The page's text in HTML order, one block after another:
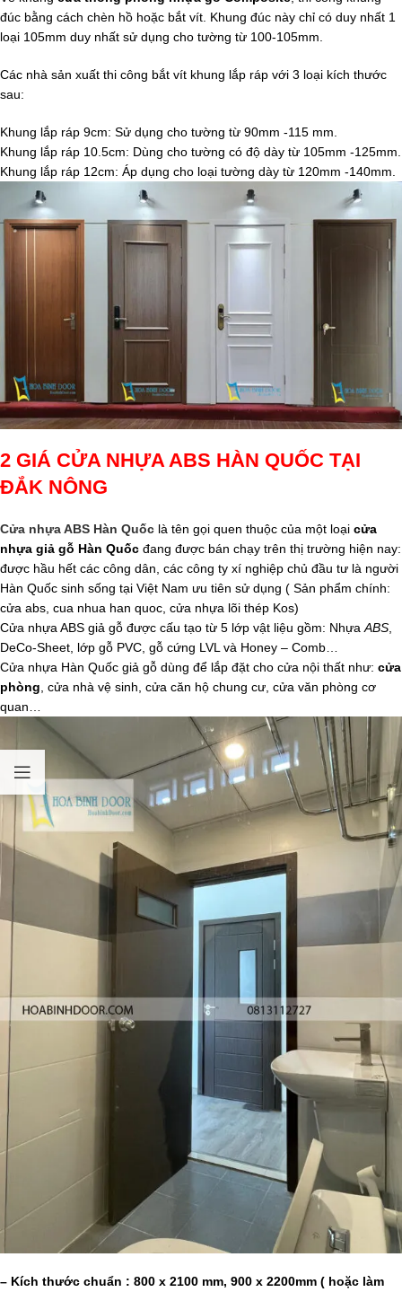
đúc bằng cách chèn hồ hoặc bắt vít. Khung đúc này chỉ có duy nhất 1
loại 105mm duy nhất sử dụng cho tường từ 100-105mm.
Các nhà sản xuất thi công bắt vít khung lắp ráp với 3 loại kích thước
sau:
Khung lắp ráp 9cm: Sử dụng cho tường từ 90mm -115 mm.
Khung lắp ráp 10.5cm: Dùng cho tường có độ dày từ 105mm -125mm.
Khung lắp ráp 12cm: Áp dụng cho loại tường dày từ 120mm -140mm.
2 GIÁ CỬA NHỰA ABS HÀN QUỐC TẠI
ĐẮK NÔNG
Cửa nhựa ABS Hàn Quốc là tên gọi quen thuộc của một loại cửa
nhựa giả gỗ Hàn Quốc đang được bán chạy trên thị trường hiện nay:
được hầu hết các công dân, các công ty xí nghiệp chủ đầu tư là người
Hàn Quốc sinh sống tại Việt Nam ưu tiên sử dụng ( Sản phẩm chính:
cửa abs, cua nhua han quoc, cửa nhựa lõi thép Kos)
Cửa nhựa ABS giả gỗ được cấu tạo từ 5 lớp vật liệu gồm: NhựaABS,
DeCo-Sheet, lớp gỗ PVC, gỗ cứng LVL và Honey – Comb…
Cửa nhựa Hàn Quốc giả gỗ dùng để lắp đặt cho cửa nội thất như: cửa
phòng, cửa nhà vệ sinh, cửa căn hộ chung cư, cửa văn phòng cơ
quan…
– Kích thước chuẩn : 800 x 2100 mm, 900 x 2200mm ( hoặc làm